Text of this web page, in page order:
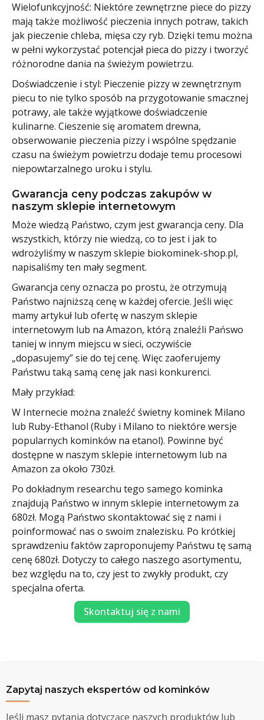
Wielofunkcyjność: Niektóre zewnętrzne piece do pizzy
mają także możliwość pieczenia innych potraw, takich
jak pieczenie chleba, mięsa czy ryb. Dzięki temu można
w pełni wykorzystać potencjał pieca do pizzy i tworzyć
różnorodne dania na świeżym powietrzu.
Doświadczenie i styl: Pieczenie pizzy w zewnętrznym
piecu to nie tylko sposób na przygotowanie smacznej
potrawy, ale także wyjątkowe doświadczenie
kulinarne. Cieszenie się aromatem drewna,
obserwowanie pieczenia pizzy i wspólne spędzanie
czasu na świeżym powietrzu dodaje temu procesowi
niepowtarzalnego uroku i stylu.
Gwarancja ceny podczas zakupów w
naszym sklepie internetowym
Może wiedzą Państwo, czym jest gwarancja ceny. Dla
wszystkich, którzy nie wiedzą, co to jest i jak to
wdrożyliśmy w naszym sklepie biokominek-shop.pl,
napisaliśmy ten mały segment.
Gwarancja ceny oznacza po prostu, że otrzymują
Państwo najniższą cenę w każdej ofercie. Jeśli więc
mamy artykuł lub ofertę w naszym sklepie
internetowym lub na Amazon, którą znaleźli Pańswo
taniej w innym miejscu w sieci, oczywiście
„dopasujemy” sie do tej cenę. Więc zaoferujemy
Państwu taką samą cenę jak nasi konkurenci.
Mały przykład:
W Internecie można znaleźć świetny kominek Milano
lub Ruby-Ethanol (Ruby i Milano to niektóre wersje
popularnych kominków na etanol). Powinne być
dostępne w naszym sklepie internetowym lub na
Amazon za około 730zł.
Po dokładnym researchu tego samego kominka
znajdują Państwo w innym sklepie internetowym za
680zł. Mogą Państwo skontaktować się z nami i
poinformować nas o swoim znalezisku. Po krótkiej
sprawdzeniu faktów zaproponujemy Państwu tę samą
cenę 680zł. Dotyczy to całego naszego asortymentu,
bez względu na to, czy jest to zwykły produkt, czy
specjalna oferta.
Skontaktuj się z nami
Zapytaj naszych ekspertów od kominków
Jeśli masz pytania dotyczące naszych produktów lub